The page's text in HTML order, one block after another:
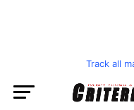
Track all